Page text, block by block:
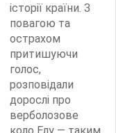
історії країни. З
повагою та
острахом
притишуючи
голос,
розповідали
дорослі про
верболозове
коло Елу — таким